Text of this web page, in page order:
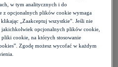
w tym analitycznych i do
z opcjonalnych plików cookie wymaga
„Zaakceptuj wszystkie”. Jeśli nie
opcjonalnych plików cookie,
cookie, na których stosowanie
Zgodę możesz wycofać w każdym